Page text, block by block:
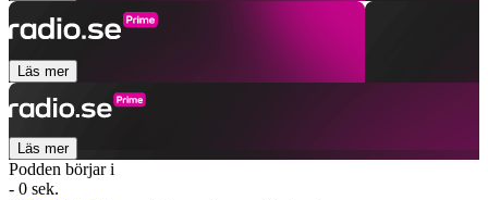
Läs mer
Läs mer
Podden börjar i
- 0 sek.